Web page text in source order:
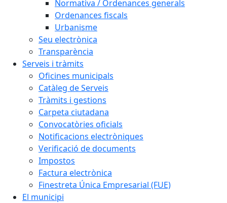
Normativa / Ordenances generals
Ordenances fiscals
Urbanisme
Seu electrònica
Transparència
Serveis i tràmits
Oficines municipals
Catàleg de Serveis
Tràmits i gestions
Carpeta ciutadana
Convocatòries oficials
Notificacions electròniques
Verificació de documents
Impostos
Factura electrònica
Finestreta Única Empresarial (FUE)
El municipi